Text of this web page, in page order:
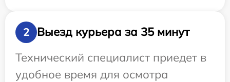
2
Выезд курьера за 35 минут
Технический специалист приедет в
удобное время для осмотра